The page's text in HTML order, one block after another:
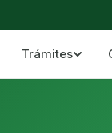
y Amazonía
Trámites